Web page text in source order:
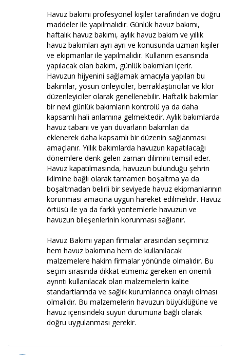
Havuz bakımı profesyonel kişiler tarafından ve doğru
maddeler ile yapılmalıdır. Günlük havuz bakımı,
haftalık havuz bakımı, aylık havuz bakım ve yıllık
havuz bakımları ayrı ayrı ve konusunda uzman kişiler
ve ekipmanlar ile yapılmalıdır. Kullanım esansında
yapılacak olan bakım, günlük bakımları içerir.
Havuzun hijyenini sağlamak amacıyla yapılan bu
bakımlar, yosun önleyiciler, berraklaştırıcılar ve klor
düzenleyiciler olarak genellenebilir. Haftalık bakımlar
bir nevi günlük bakımların kontrolü ya da daha
kapsamlı hali anlamına gelmektedir. Aylık bakımlarda
havuz tabanı ve yan duvarların bakımları da
eklenerek daha kapsamlı bir düzenin sağlanması
amaçlanır. Yıllık bakımlarda havuzun kapatılacağı
dönemlere denk gelen zaman dilimini temsil eder.
Havuz kapatılmasında, havuzun bulunduğu şehrin
iklimine bağlı olarak tamamen boşaltma ya da
boşaltmadan belirli bir seviyede havuz ekipmanlarının
korunması amacına uygun hareket edilmelidir. Havuz
örtüsü ile ya da farklı yöntemlerle havuzun ve
havuzun bileşenlerinin korunması sağlanır.
Havuz Bakımı yapan firmalar arasından seçiminiz
hem havuz bakımına hem de kullanılacak
malzemelere hakim firmalar yönünde olmalıdır. Bu
seçim sırasında dikkat etmeniz gereken en önemli
ayrıntı kullanılacak olan malzemelerin kalite
standartlarında ve sağlık kurumlarınca onaylı olması
olmalıdır. Bu malzemelerin havuzun büyüklüğüne ve
havuz içerisindeki suyun durumuna bağlı olarak
doğru uygulanması gerekir.